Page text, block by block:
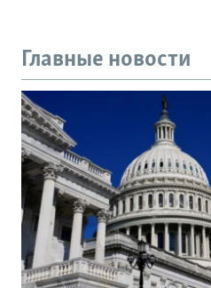
Главные новости